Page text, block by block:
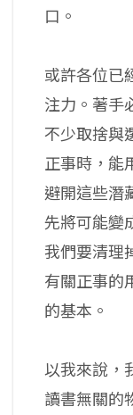
口。
或許各位已
注力。著手
不少取捨與
正事時，能
避開這些潛
先將可能變
我們要清理
有關正事的
的基本。
以我來說，
讀書無關的